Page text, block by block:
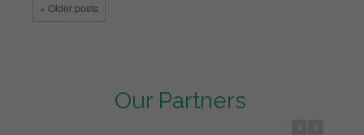
« Older posts
Our Partners